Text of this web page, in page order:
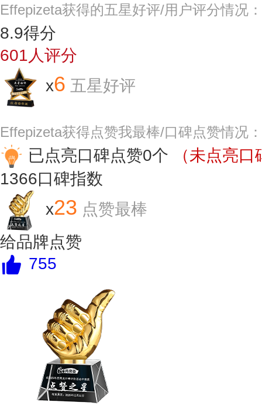
Effepizeta获得的五星好评/用户评分情况：
8.9得分
601人评分
x6 五星好评
Effepizeta获得点赞我最棒/口碑点赞情况：
已点亮口碑点赞0个
（未点亮
1366口碑指数
x23 点赞最棒
给品牌点赞
755